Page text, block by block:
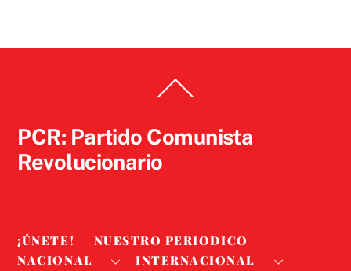
To
PCR: Partido Comunista
Revolucionario
¡ÚNETE!
NUESTRO PERIODICO
NACIONAL
INTERNACIONAL